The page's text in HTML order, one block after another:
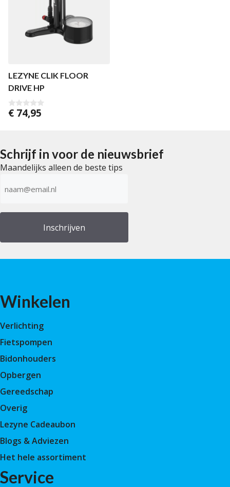
LEZYNE CLIK FLOOR
DRIVE HP
0
€ 74,95
Schrijf in voor de nieuwsbrief
Maandelijks alleen de beste tips
mailadres
Winkelen
Verlichting
Fietspompen
Bidonhouders
Opbergen
Gereedschap
Overig
Lezyne Cadeaubon
Blogs & Adviezen
Het hele assortiment
Service